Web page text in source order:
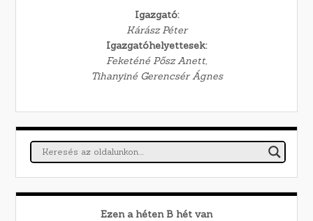
Igazgató:
Kárász Péter
Igazgatóhelyettesek:
Feketéné Pősz Anett,
Tihanyiné Gerencsér Ágnes
Ezen a héten B hét van